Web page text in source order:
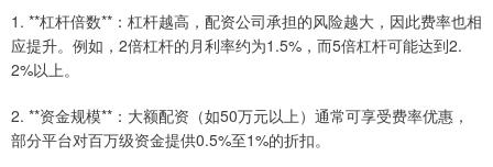
1. **杠杆倍数**：杠杆越高，配资公司承担的风险越大，因此费率也相
应提升。例如，2倍杠杆的月利率约为1.5%，而5倍杠杆可能达到2.
2%以上。
2. **资金规模**：大额配资（如50万元以上）通常可享受费率优惠，
部分平台对百万级资金提供0.5%至1%的折扣。